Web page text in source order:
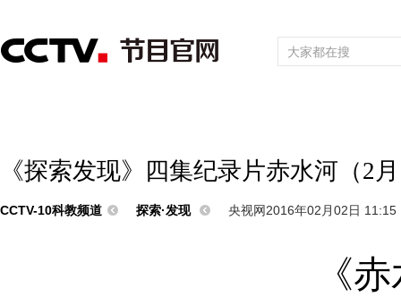
《探索发现》四集纪录片赤水河（2
CCTV-10科教频道 探索·发现 央视网2016年02月02日 11:15
《赤